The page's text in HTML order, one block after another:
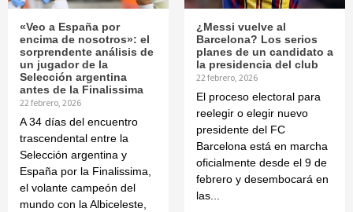
«Veo a España por
encima de nosotros»: el
sorprendente análisis de
un jugador de la
Selección argentina
antes de la Finalissima
22 febrero, 2026
A 34 días del encuentro
trascendental entre la
Selección argentina y
España por la Finalissima,
el volante campeón del
mundo con la Albiceleste,
¿Messi vuelve al
Barcelona? Los serios
planes de un candidato a
la presidencia del club
22 febrero, 2026
El proceso electoral para
reelegir o elegir nuevo
presidente del FC
Barcelona está en marcha
oficialmente desde el 9 de
febrero y desembocará en
las...